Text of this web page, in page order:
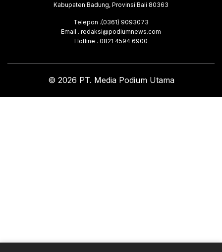
Kabupaten Badung, Provinsi Bali 80363
Telepon .(0361) 9093073
Email . redaksi@podiumnews.com
Hotline . 0821 4594 6900
© 2026 PT. Media Podium Utama